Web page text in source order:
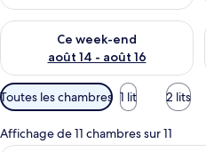
Ce week-end
août 14 - août 16
Vérifier la disponibilité pour ce
Filtres
disponibles
pour
les
Toutes les chambres 1 lit 2 lits
Affichage de 11 chambres sur 11